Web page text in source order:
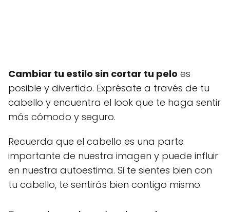
Cambiar tu estilo sin cortar tu pelo es
posible y divertido. Exprésate a través de tu
cabello y encuentra el look que te haga sentir
más cómodo y seguro.
Recuerda que el cabello es una parte
importante de nuestra imagen y puede influir
en nuestra autoestima. Si te sientes bien con
tu cabello, te sentirás bien contigo mismo.